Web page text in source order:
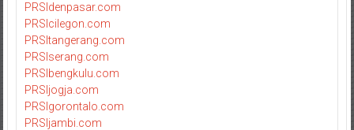
PRSIdenpasar.com
PRSIcilegon.com
PRSItangerang.com
PRSIserang.com
PRSIbengkulu.com
PRSIjogja.com
PRSIgorontalo.com
PRSIjambi.com